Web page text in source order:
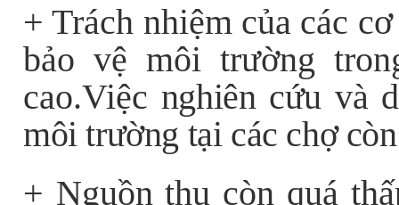
+ Trách nhiệm của các
bảo vệ môi trường
cao.Việc nghiên cứu và
môi trường tại các chợ
+ Nguồn thu còn quá